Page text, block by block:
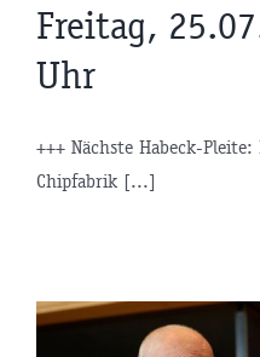
Freitag,
Uhr
+++ Nächste Habeck-
Chipfabrik [...]